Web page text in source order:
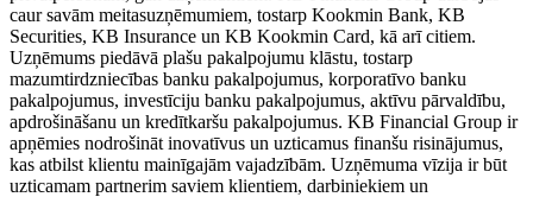
caur savām meitasuzņēmumiem, tostarp Kookmin Bank, KB
Securities, KB Insurance un KB Kookmin Card, kā arī citiem.
Uzņēmums piedāvā plašu pakalpojumu klāstu, tostarp
mazumtirdzniecības banku pakalpojumus, korporatīvo banku
pakalpojumus, investīciju banku pakalpojumus, aktīvu pārvaldību,
apdrošināšanu un kredītkaršu pakalpojumus. KB Financial Group ir
apņēmies nodrošināt inovatīvus un uzticamus finanšu risinājumus,
kas atbilst klientu mainīgajām vajadzībām. Uzņēmuma vīzija ir būt
uzticamam partnerim saviem klientiem, darbiniekiem un